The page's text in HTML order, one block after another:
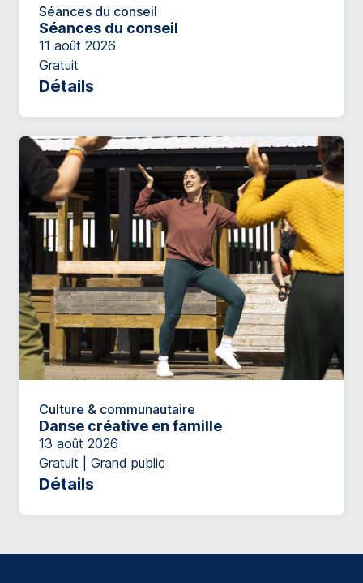
Séances du conseil
Séances du conseil
11 août 2026
Gratuit
Détails
Culture & communautaire
Danse créative en famille
13 août 2026
Gratuit | Grand public
Détails